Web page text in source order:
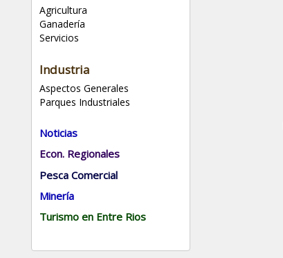
Agricultura
Ganadería
Servicios
Industria
Aspectos Generales
Parques Industriales
Noticias
Econ. Regionales
Pesca Comercial
Minería
Turismo en Entre Rios